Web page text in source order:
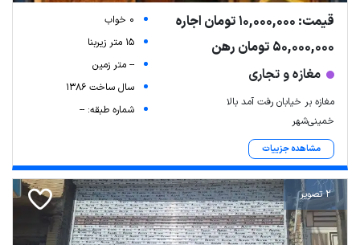
قیمت: 10,000,000 تومان اجاره
50,000,000 تومان رهن
مغازه و تجاری
مغازه بر خیابان رفت آمد بالا
خمینی‌شهر
مشاهده جزییات
0 خواب
15 متر زیربنا
-- متر زمین
سال ساخت 1386
شماره طبقه: --
2 تصویر